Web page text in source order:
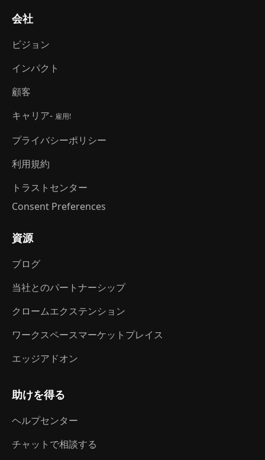
会社
ビジョン
インパクト
顧客
キャリア- 雇用!
プライバシーポリシー
利用規約
トラストセンター
Consent Preferences
資源
ブログ
当社とのパートナーシップ
クロームエクステンション
ワークスペースマーケットプレイス
エッジアドオン
助けを得る
ヘルプセンター
チャットで相談する